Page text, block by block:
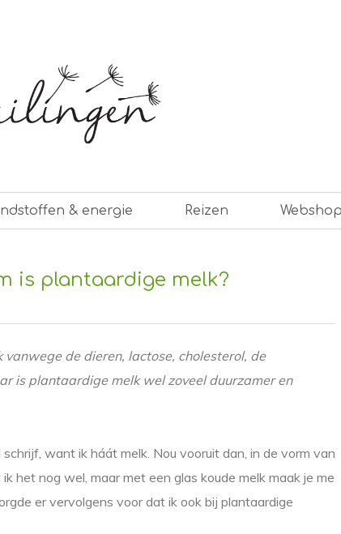
& energie Reizen Webshop
is plantaardige melk?
de dieren, lactose, cholesterol, de
is plantaardige melk wel zoveel duurzamer en
want ik háát melk. Nou vooruit dan, in de vorm van
het nog wel, maar met een glas koude melk maak je me
er vervolgens voor dat ik ook bij plantaardige